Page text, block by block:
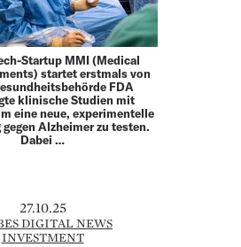
Startup MMI (Medical
startet erstmals von
FDA
klinische Studien mit
eine neue, experimentelle
Alzheimer zu testen.
Dabei …
27.10.25
DIGITAL NEWS
INVESTMENT